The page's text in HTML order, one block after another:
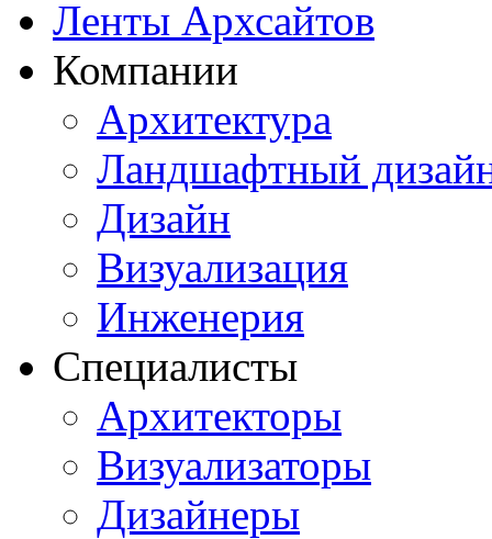
Ленты Архсайтов
Компании
Архитектура
Ландшафтный
Дизайн
Визуализация
Инженерия
Специалисты
Архитекторы
Визуализаторы
Дизайнеры